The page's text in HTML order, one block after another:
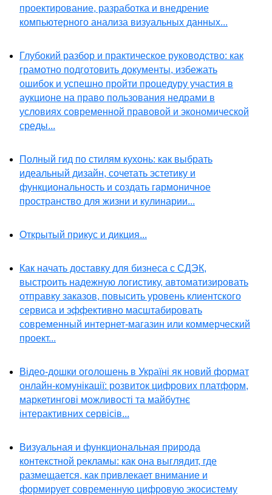
проектирование, разработка и внедрение
компьютерного анализа визуальных данных...
Глубокий разбор и практическое руководство: как
грамотно подготовить документы, избежать
ошибок и успешно пройти процедуру участия в
аукционе на право пользования недрами в
условиях современной правовой и экономической
среды...
Полный гид по стилям кухонь: как выбрать
идеальный дизайн, сочетать эстетику и
функциональность и создать гармоничное
пространство для жизни и кулинарии...
Открытый прикус и дикция...
Как начать доставку для бизнеса с СДЭК,
выстроить надежную логистику, автоматизировать
отправку заказов, повысить уровень клиентского
сервиса и эффективно масштабировать
современный интернет-магазин или коммерческий
проект...
Відео-дошки оголошень в Україні як новий формат
онлайн-комунікації: розвиток цифрових платформ,
маркетингові можливості та майбутнє
інтерактивних сервісів...
Визуальная и функциональная природа
контекстной рекламы: как она выглядит, где
размещается, как привлекает внимание и
формирует современную цифровую экосистему